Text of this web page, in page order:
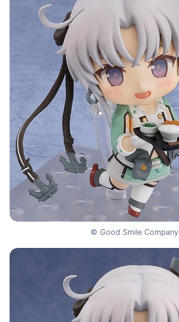
© Good Smile Company